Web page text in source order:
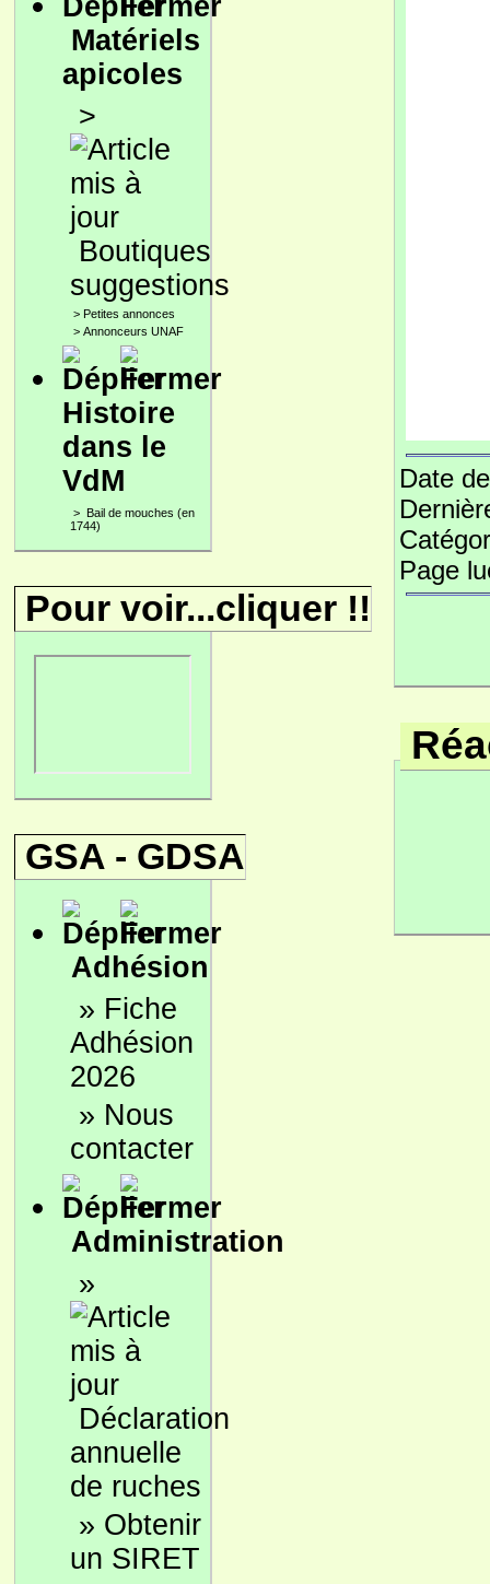
Matériels
apicoles
>
Boutiques
suggestions
> Petites annonces
> Annonceurs UNAF
Histoire
dans le
VdM
> Bail de mouches (en
1744)
Pour voir...cliquer !!
GSA - GDSA
Adhésion
» Fiche
Adhésion
2026
» Nous
contacter
Administration
»
Déclaration
annuelle
de ruches
» Obtenir
un SIRET
Date
Page